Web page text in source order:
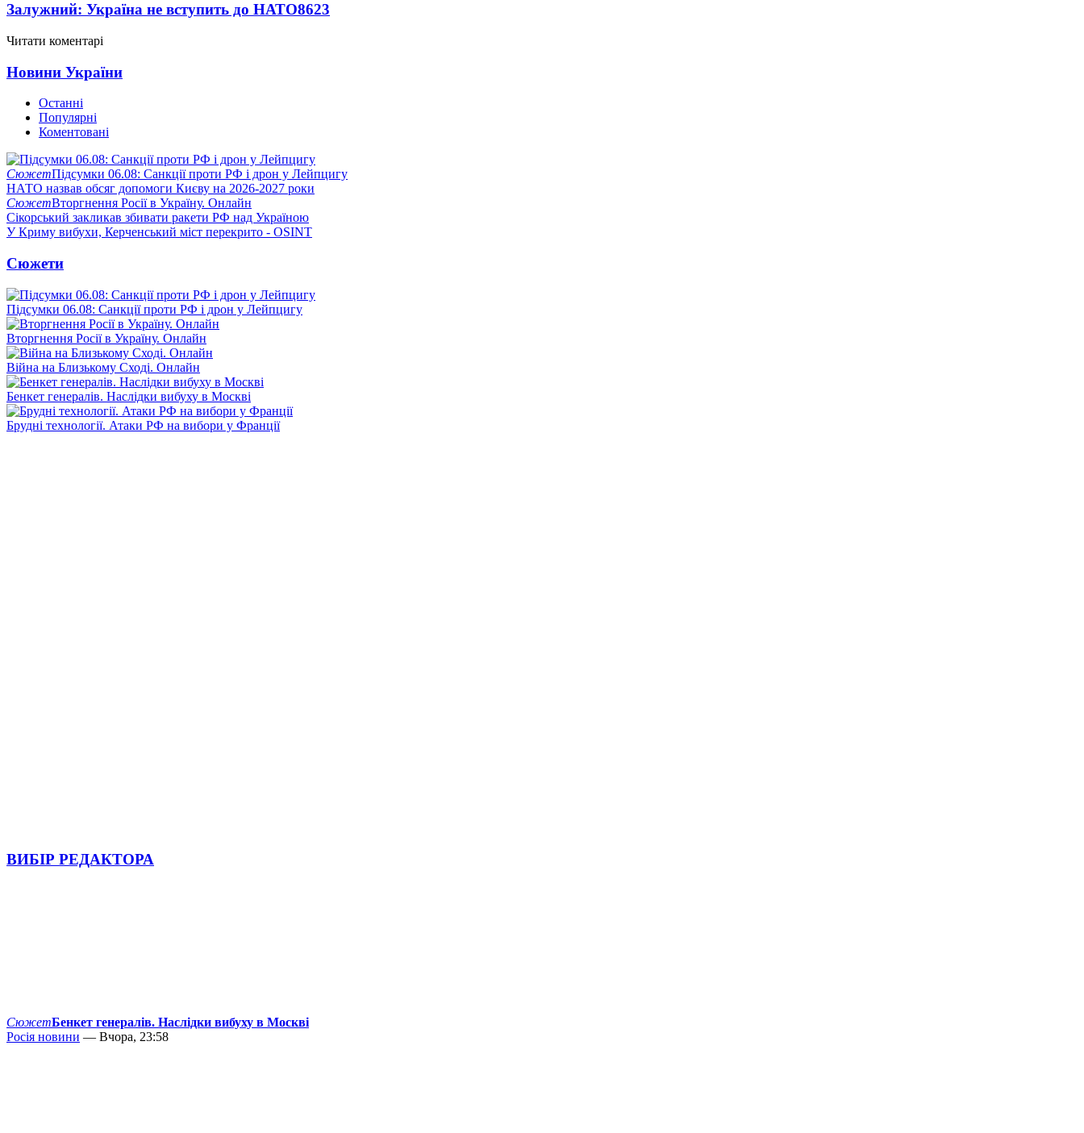
Залужний: Україна не вступить до НАТО8623
Читати коментарі
Новини України
Останні
Популярні
Коментовані
СюжетПідсумки 06.08: Санкції проти РФ і дрон у Лейпцигу
НАТО назвав обсяг допомоги Києву на 2026-2027 роки
СюжетВторгнення Росії в Україну. Онлайн
Сікорський закликав збивати ракети РФ над Україною
У Криму вибухи, Керченський міст перекрито - OSINT
Сюжети
Підсумки 06.08: Санкції проти РФ і дрон у Лейпцигу
Вторгнення Росії в Україну. Онлайн
Війна на Близькому Сході. Онлайн
Бенкет генералів. Наслідки вибуху в Москві
Брудні технології. Атаки РФ на вибори у Франції
ВИБІР РЕДАКТОРА
СюжетБенкет генералів. Наслідки вибуху в Москві
Росія новини — Вчора, 23:58